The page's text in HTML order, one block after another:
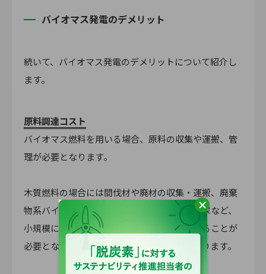
バイオマス発電のデメリット
続いて、バイオマス発電のデメリットについて紹介し
ます。
原料調達コスト
バイオマス燃料を用いる場合、原料の収集や運搬、管
理が必要となります。
木質燃料の場合には間伐材や廃材の収集・運搬、廃棄
物系バイオマスの場合には生ごみや家畜の糞尿など、
小規模に分散している原料を収集し、運搬することが
必要となり、そのコストが高くなる傾向があります。